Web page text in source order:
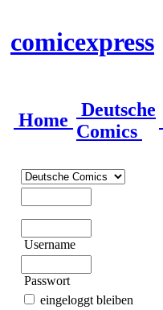
comicexpress
Home
Deutsche
Comics
Username
Passwort
eingeloggt bleiben